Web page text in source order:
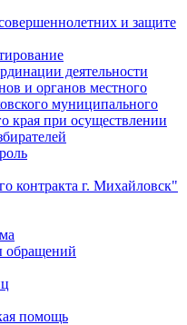
и защите
деятельности
и органов местного
муниципального
края при осуществлении
контракта г. Михайловск"
обращений
помощь